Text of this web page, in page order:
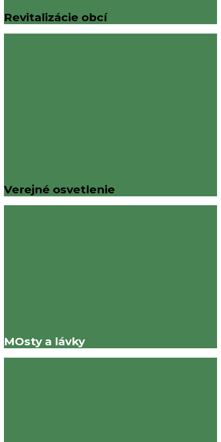
Revitalizácie obcí
Verejné osvetlenie
MOsty a lávky